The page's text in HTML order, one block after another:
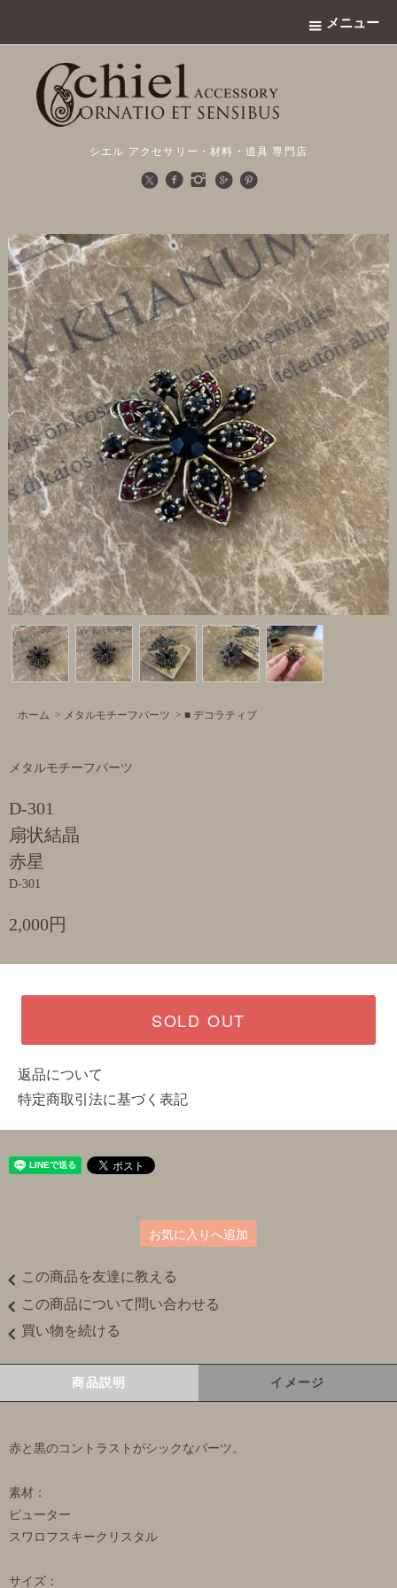
メニュー
シエル アクセサリー・材料・道具 専門店
ホーム > メタルモチーフパーツ > ■ デコラティブ
メタルモチーフパーツ
D-301
扇状結晶
赤星
D-301
2,000円
SOLD OUT
返品について
特定商取引法に基づく表記
お気に入りへ追加
この商品を友達に教える
この商品について問い合わせる
買い物を続ける
商品説明 イメージ
赤と黒のコントラストがシックなパーツ。
素材：
ピューター
スワロフスキークリスタル
サイズ：